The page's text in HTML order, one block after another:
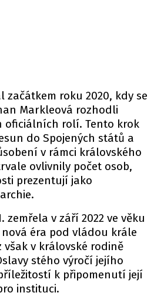
začátkem roku 2020, kdy se
Markleová rozhodli
oficiálních rolí. Tento krok
do Spojených států a
v rámci královského
ovlivnily počet osob,
prezentují jako
zemřela v září 2022 ve věku
éra pod vládou krále
však v královské rodině
stého výročí jejího
k připomenutí její
instituci.